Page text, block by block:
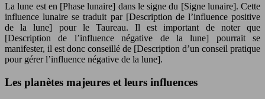
La lune est en [Phase lunaire] dans le signe du [Signe lunaire]. Cette
influence lunaire se traduit par [Description de l’influence positive
de la lune] pour le Taureau. Il est important de noter que
[Description de l’influence négative de la lune] pourrait se
manifester, il est donc conseillé de [Description d’un conseil pratique
pour gérer l’influence négative de la lune].
Les planètes majeures et leurs influences